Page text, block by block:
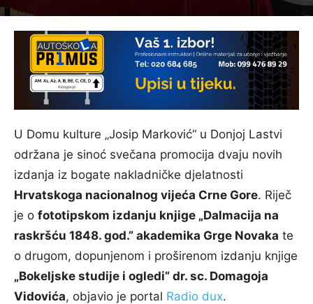
U Domu kulture „Josip Marković“ u Donjoj Lastvi
održana je sinoć svečana promocija dvaju novih
izdanja iz bogate nakladničke djelatnosti
Hrvatskoga nacionalnog vijeća Crne Gore. Riječ
je o fototipskom izdanju knjige „Dalmacija na
raskršću 1848. god.” akademika Grge Novaka te
o drugom, dopunjenom i proširenom izdanju knjige
„Bokeljske studije i ogledi” dr. sc. Domagoja
Vidovića, objavio je portal Radio dux.